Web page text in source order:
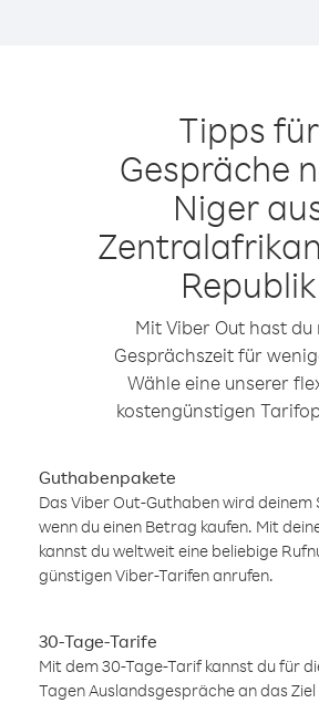
Tipps für
Gespräche
Niger
Republik
Mit Viber Out hast du
Gesprächszeit für
Wähle eine unserer
kostengünstigen
Guthabenpakete
Das Viber Out-Guthaben wird deinem
wenn du einen Betrag kaufen. Mit
kannst du weltweit eine beliebige
günstigen Viber-Tarifen anrufen.
30-Tage-Tarife
Mit dem 30-Tage-Tarif kannst du für
Tagen Auslandsgespräche an das